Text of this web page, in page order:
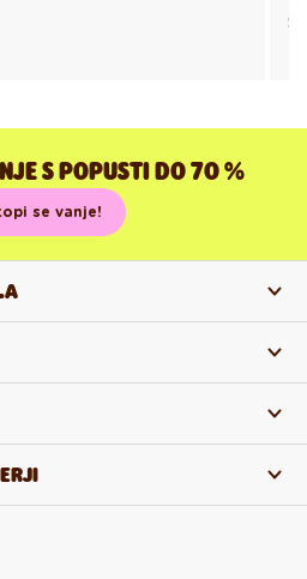
S POPUSTI DO 70 %
se vanje!